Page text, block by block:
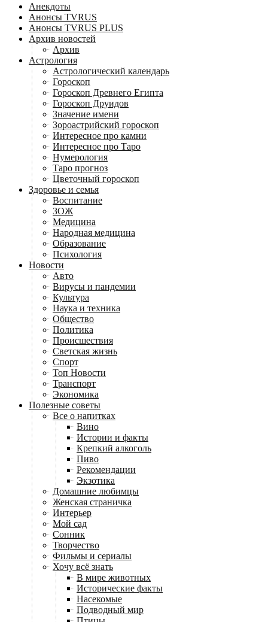
Анекдоты
Анонсы TVRUS
Анонсы TVRUS PLUS
Архив новостей
Архив
Астрология
Астрологический календарь
Гороскоп
Гороскоп Древнего Египта
Гороскоп Друидов
Значение имени
Зороастрийский гороскоп
Интересное про камни
Интересное про Таро
Нумерология
Таро прогноз
Цветочный гороскоп
Здоровье и семья
Воспитание
ЗОЖ
Медицина
Народная медицина
Образование
Психология
Новости
Авто
Вирусы и пандемии
Культура
Наука и техника
Общество
Политика
Происшествия
Светская жизнь
Спорт
Топ Новости
Транспорт
Экономика
Полезные советы
Все о напитках
Вино
Истории и факты
Крепкий алкоголь
Пиво
Рекомендации
Экзотика
Домашние любимцы
Женская страничка
Интерьер
Мой сад
Сонник
Творчество
Фильмы и сериалы
Хочу всё знать
В мире животных
Исторические факты
Насекомые
Подводный мир